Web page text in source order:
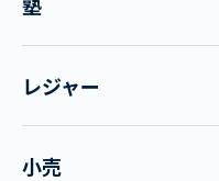
レジャー
小売